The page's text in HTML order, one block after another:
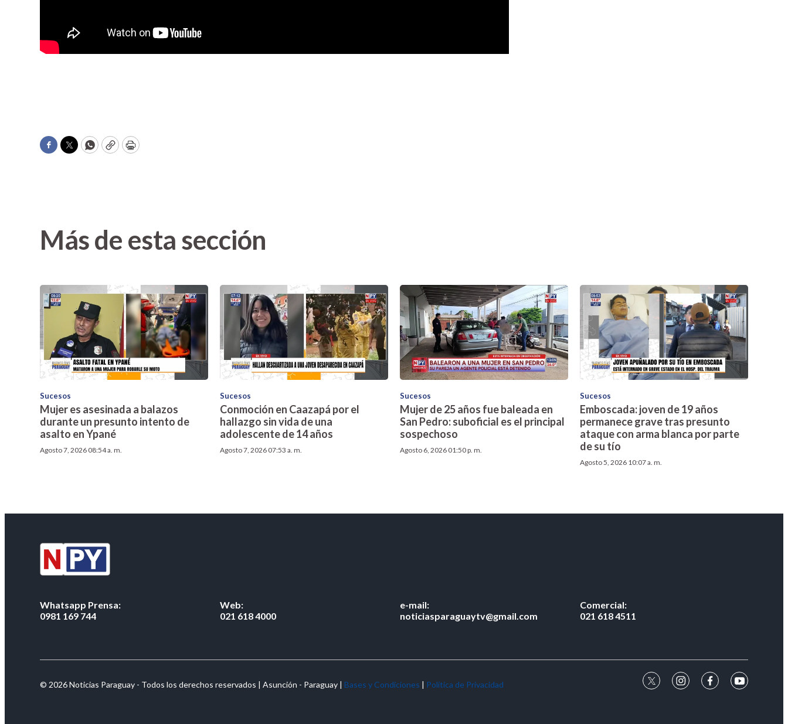
Facebook
TwitterWhatsApp
CopyPrint
Más de esta sección
Sucesos
Mujer es asesinada a balazos
durante un presunto intento de
asalto en Ypané
Agosto 7, 2026 08:54 a. m.
Sucesos
Conmoción en Caazapá por el
hallazgo sin vida de una
adolescente de 14 años
Agosto 7, 2026 07:53 a. m.
Sucesos
Mujer de 25 años fue baleada en
San Pedro: suboficial es el principal
sospechoso
Agosto 6, 2026 01:50 p. m.
Sucesos
Emboscada: joven de 19 años
permanece grave tras presunto
ataque con arma blanca por parte
de su tío
Agosto 5, 2026 10:07 a. m.
Whatsapp Prensa:
0981 169 744
Web:
021 618 4000
e-mail:
noticiasparaguaytv@gmail.com
Comercial:
021 618 4511
© 2026 Noticias Paraguay - Todos los derechos reservados | Asunción - Paraguay | Bases y Condiciones | Política de Privacidad twitterinstagramfacebookyoutube